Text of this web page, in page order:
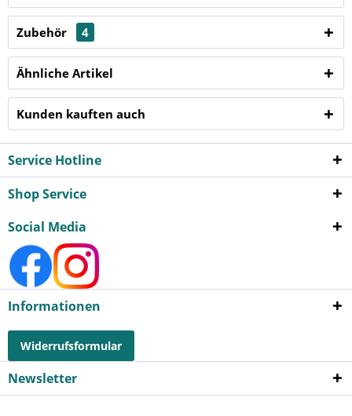
Zubehör 4
Ähnliche Artikel
Kunden kauften auch
Service Hotline
Shop Service
Social Media
Informationen
Widerrufsformular
Newsletter